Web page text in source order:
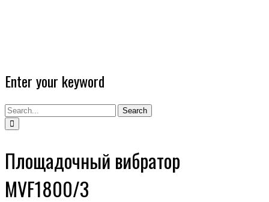
Enter your keyword
Search
Площадочный вибратор
MVF1800/3